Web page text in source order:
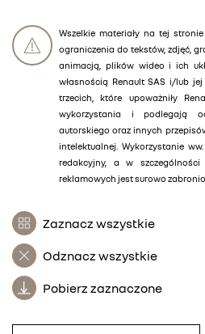
Wszelkie materiały na tej
ograniczenia do tekstów, zdjęć,
animacją, plików wideo i ich
własnością Renault SAS i/lub
trzecich, które upoważniły
wykorzystania i podlegają
autorskiego oraz innych
intelektualnej. Wykorzystanie
redakcyjny, a w
reklamowych jest surowo
Zaznacz wszystkie
Odznacz wszystkie
Pobierz zaznaczone